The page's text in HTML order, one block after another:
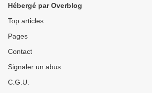
Hébergé par Overblog
Top articles
Pages
Contact
Signaler un abus
C.G.U.